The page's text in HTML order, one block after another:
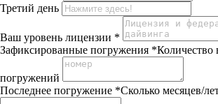
Третий день
Ваш уровень лицензии *
Зафиксированные погружения *
погружений
Последнее погружение *Сколько месяцев/